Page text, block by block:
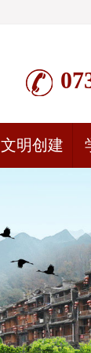
文明创建